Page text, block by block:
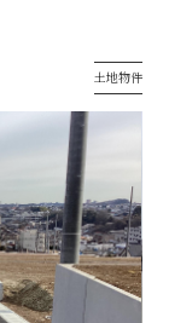
土地物件